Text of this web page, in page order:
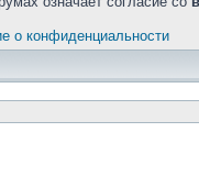
о конфиденциальности